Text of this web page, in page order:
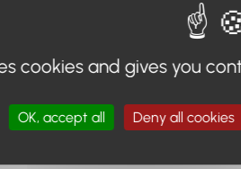
de recherche en haut de
Retour à
cookies and gives you
OK, accept all Deny all cookies